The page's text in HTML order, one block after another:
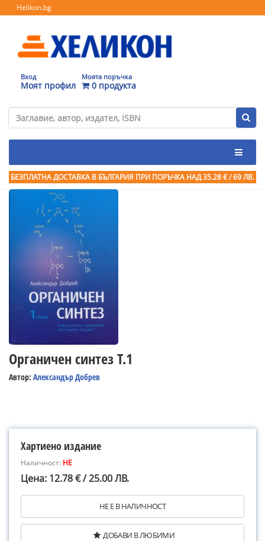
Helikon.bg
Вход
Моят профил
Моята поръчка
0 продукта
БЕЗПЛАТНА ДОСТАВКА В БЪЛГАРИЯ ПРИ ПОРЪЧКА НАД 35.28 € / 69 ЛВ.
Органичен синтез Т.1
Автор: Александър Добрев
Хартиено издание
Наличност: НЕ
Цена: 12.78 € / 25.00 ЛВ.
НЕ Е В НАЛИЧНОСТ
ДОБАВИ В ЛЮБИМИ